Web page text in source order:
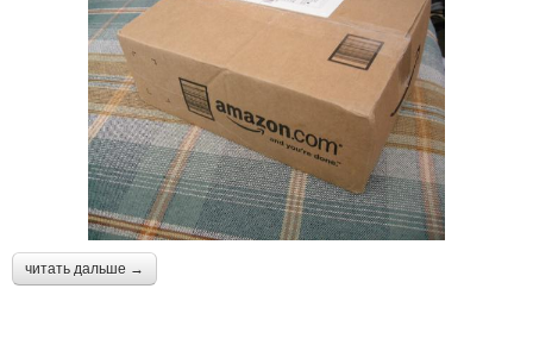
читать дальше →